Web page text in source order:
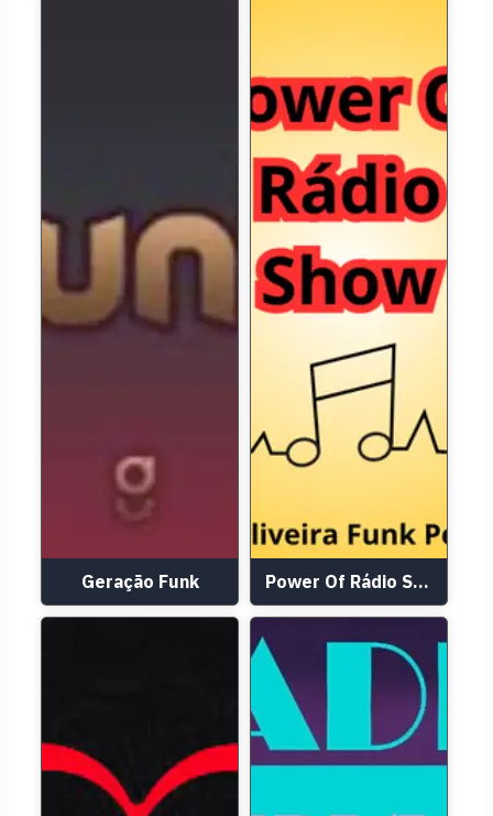
Geração Funk Power Of Rádio Show